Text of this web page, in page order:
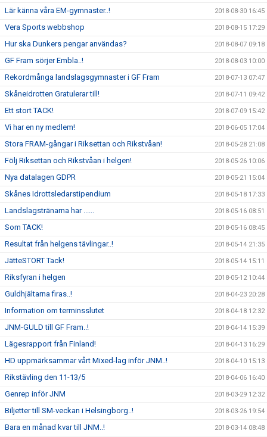
Lär känna våra EM-gymnaster..! 2018-08-30 16:45
Vera Sports webbshop 2018-08-15 17:29
Hur ska Dunkers pengar användas? 2018-08-07 09:18
GF Fram sörjer Embla..! 2018-08-03 10:00
Rekordmånga landslagsgymnaster i GF Fram 2018-07-13 07:47
Skåneidrotten Gratulerar till! 2018-07-11 09:42
Ett stort TACK! 2018-07-09 15:42
Vi har en ny medlem! 2018-06-05 17:04
Stora FRAM-gångar i Riksettan och Rikstvåan! 2018-05-28 21:08
Följ Riksettan och Rikstvåan i helgen! 2018-05-26 10:06
Nya datalagen GDPR 2018-05-21 15:04
Skånes Idrottsledarstipendium 2018-05-18 17:33
Landslagstränarna har ...... 2018-05-16 08:51
Som TACK! 2018-05-16 08:45
Resultat från helgens tävlingar..! 2018-05-14 21:35
JätteSTORT Tack! 2018-05-14 15:11
Riksfyran i helgen 2018-05-12 10:44
Guldhjältarna firas..! 2018-04-23 20:28
Information om terminsslutet 2018-04-18 12:32
JNM-GULD till GF Fram..! 2018-04-14 15:39
Lägesrapport från Finland! 2018-04-13 16:29
HD uppmärksammar vårt Mixed-lag inför JNM..! 2018-04-10 15:13
Rikstävling den 11-13/5 2018-04-06 16:40
Genrep inför JNM 2018-03-29 12:32
Biljetter till SM-veckan i Helsingborg..! 2018-03-26 19:54
Bara en månad kvar till JNM..! 2018-03-14 08:48